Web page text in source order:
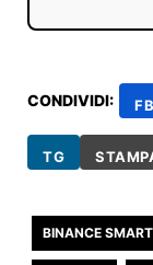
CONDIVIDI: FB
TG
BINANCE